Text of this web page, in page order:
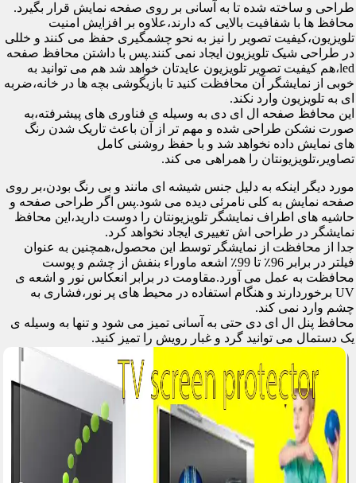
طراحی و ساخته شده تا به آسانی بر روی صفحه نمایش قرار بگیرد.
محافظ ها با شفافیت بالایی که دارند،علاوه بر افزایش امنیت
تلویزیون،کیفیت تصویر را نیز به نحو چشمگیری حفظ می کنند و خللی
در طراحی شیک تلویزیون ایجاد نمی کنند.پس با داشتن محافظ صفحه
led،هم کیفیت تصویر تلویزیون عایدتان خواهد شد هم می توانید به
خوبی از نمایشگر آن محافظت کنید تا بازیگوشی بچه ها در خانه،ضربه
ای به تلویزیون وارد نکند.
این محافظ صفحه ال ای دی به وسیله ی فناوری های پیشرفته،به
صورت نشکن طراحی شده و مهم تر از آن باعث تاریک شدن رنگ
های نمایش داده نخواهد شد و با حفظ روشنی کامل
تصاویر،تلویزیونتان را همراهی می کند.
مورد دیگر اینکه به دلیل جنس شیشه ای مانند و بی رنگ بودن،بر روی
صفحه نمایش به کلی نامرئی دیده می شود.پس اگر طراحی صفحه و
حاشیه های اطراف نمایشگر تلویزیونتان را دوست دارید،این محافظ
نمایشگر در طراحی اش تغییری ایجاد نخواهد کرد.
جدا از محافظت از نمایشگر توسط این محصول،همچنین به عنوان
فیلتر در برابر 96٪ تا 99٪ اشعه ماوراء بنفش از چشم و پوست
محافظت به عمل می آورد.مقاومت در برابر انعکاس نور و اشعه ی
UV برخوردارند و هنگام استفاده در محیط های پر نور،فشاری به
چشم وارد نمی کند.
محافظ پنل ال ای دی حتی به آسانی تمیز می شود و تنها به وسیله ی
یک دستمال می توانید گرد و غبار رویش را تمیز کنید.